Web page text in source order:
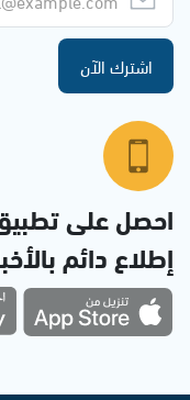
اشترك الآن
احصل على
إطلاع دائم